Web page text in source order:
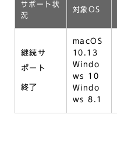
サポート状
況
対象OS
継続サ
ポート
終了
macOS
10.13
Windo
ws 10
Windo
ws 8.1